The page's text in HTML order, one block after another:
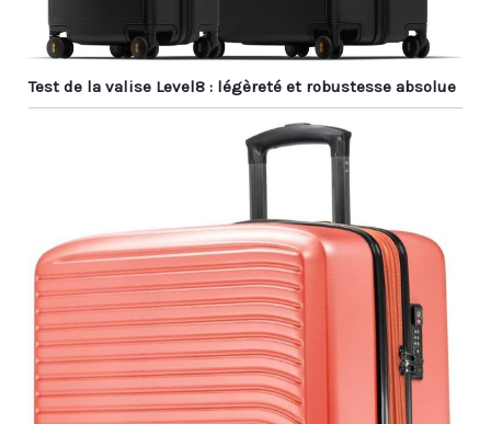
Test de la valise Level8 : légèreté et robustesse absolue